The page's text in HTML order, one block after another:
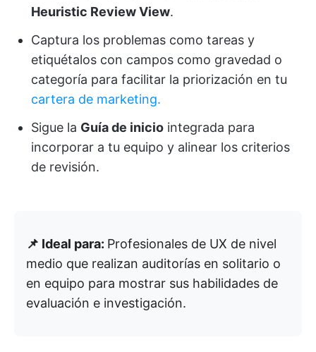
Heuristic Review View.
Captura los problemas como tareas y
etiquétalos con campos como gravedad o
categoría para facilitar la priorización en tu
cartera de marketing.
Sigue la Guía de inicio integrada para
incorporar a tu equipo y alinear los criterios
de revisión.
📌 Ideal para: Profesionales de UX de nivel
medio que realizan auditorías en solitario o
en equipo para mostrar sus habilidades de
evaluación e investigación.